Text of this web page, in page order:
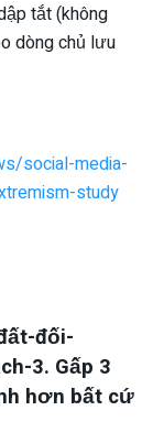
tắt (không
dòng chủ lưu
social-media-
study
đối-
3. Gấp 3
hơn bất cứ